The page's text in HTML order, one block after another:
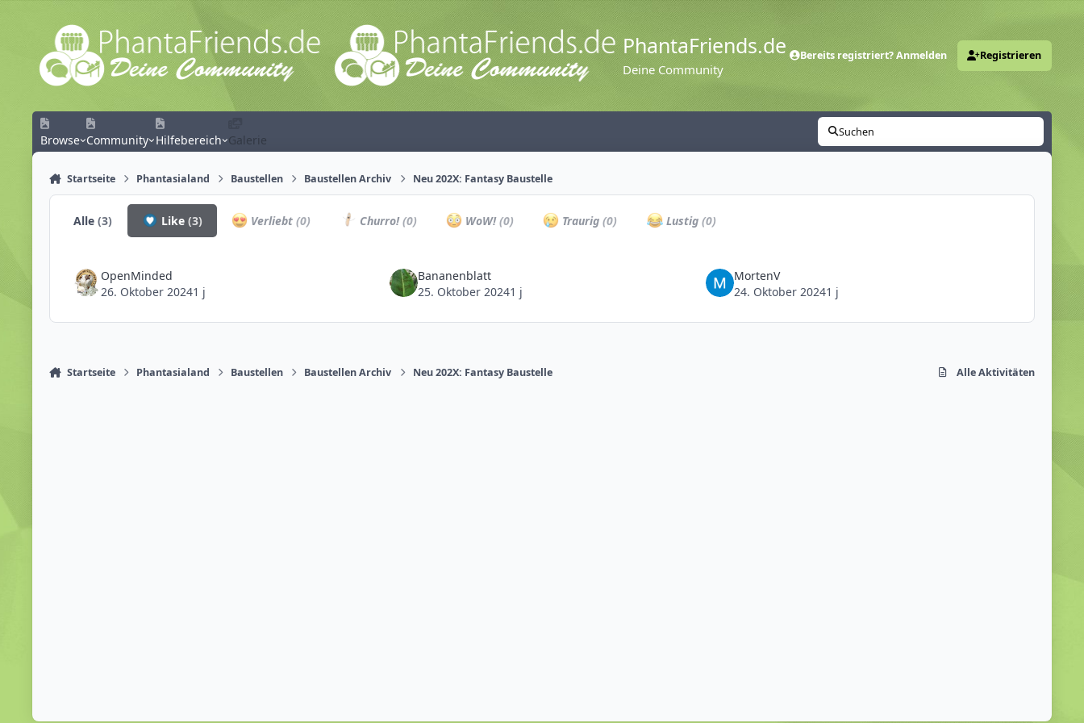
Zum Inhalt springen
PhantaFriends.de
Deine Community
Bereits registriert? Anmelden Registrieren
Browse Community Hilfebereich Galerie
Suchen
Startseite Phantasialand Baustellen Baustellen Archiv Neu 202X: Fantasy Baustelle
Alle(3) Like (3) Verliebt(0) Churro!(0) WoW!(0) Traurig(0) Lustig (0)
OpenMinded
26. Oktober 20241 j
Bananenblatt
25. Oktober 20241 j
MortenV
24. Oktober 20241 j
Startseite Phantasialand Baustellen Baustellen Archiv Neu 202X: Fantasy Baustelle Alle Aktivitäten